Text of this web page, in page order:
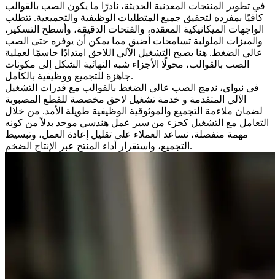
في تطوير المنتجات المعدنية الحديثة، نادرًا ما يكون الصب بالقوالب
كافيًا بمفرده لتحقيق جميع المتطلبات الوظيفية والتجميعية. تتطلب
الواجهات الميكانيكية المعقدة، والفتحات الدقيقة، وأسطح التسكير،
والميزات الملولبة تسامحات أضيق مما يمكن أن يوفره حتى الصب
عالي الضغط. هنا يصبح التشغيل الآلي اللاحق امتدادًا حاسمًا لعملية
الصب بالقوالب، محولًا الأجزاء شبه النهائية الشكل إلى مكونات
جاهزة للتجميع ووظيفية بالكامل.
في نيواي، ندمج الصب عالي الضغط بالقوالب مع قدرات التشغيل
الآلي المتقدمة و خدمة تشغيل لاحق مخصصة للقطع المصبوبة
لضمان ملاءمة التجميع والموثوقية الوظيفية طويلة الأمد. من خلال
التعامل مع التشغيل كجزء من سير عمل هندسي موحد بدلاً من كونه
مهمة منفصلة، نساعد العملاء على تقليل إعادة العمل، وتبسيط
التجميع، واستقرار أداء المنتج عبر الإنتاج الضخم.